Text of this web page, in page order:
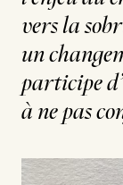
vers la
un
participe
à ne pas